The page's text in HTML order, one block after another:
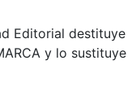
Editorial destituye
y lo sustituye